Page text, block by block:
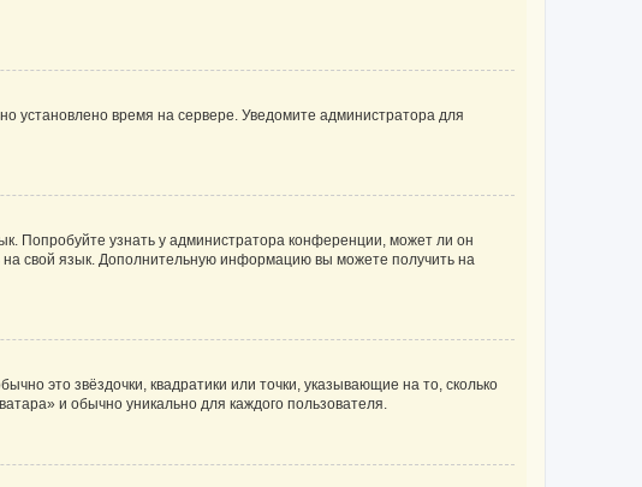
установлено время на сервере. Уведомите администратора для
Попробуйте узнать у администратора конференции, может ли он
на свой язык. Дополнительную информацию вы можете получить на
это звёздочки, квадратики или точки, указывающие на то, сколько
и обычно уникально для каждого пользователя.